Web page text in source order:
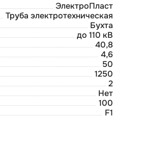
ЭлектроПласт
Труба электротехническая
Бухта
до 110 кВ
40,8
4,6
50
1250
2
Нет
100
F1